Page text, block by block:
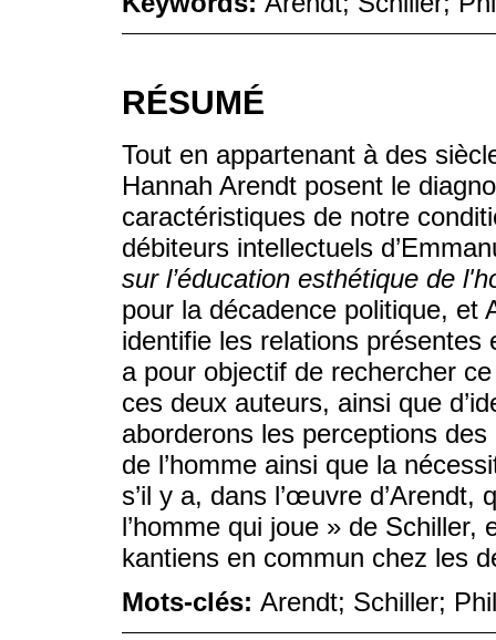
RÉSUMÉ
Tout en appartenant à des
Hannah Arendt posent le
caractéristiques de notre
débiteurs intellectuels
sur l’éducation esthétique de
pour la décadence politique, et
identifie les relations
a pour objectif de rechercher
ces deux auteurs, ainsi que
aborderons les perceptions
de l’homme ainsi que la
s’il y a, dans l’œuvre
l’homme qui joue » de
kantiens en commun chez les
Mots-clés: Arendt; Schiller;